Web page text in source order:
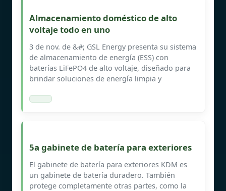
Almacenamiento doméstico de alto
voltaje todo en uno
3 de nov. de &#; GSL Energy presenta su sistema
de almacenamiento de energía (ESS) con
baterías LiFePO4 de alto voltaje, diseñado para
brindar soluciones de energía limpia y
5a gabinete de batería para exteriores
El gabinete de batería para exteriores KDM es
un gabinete de batería duradero. También
protege completamente otras partes, como la